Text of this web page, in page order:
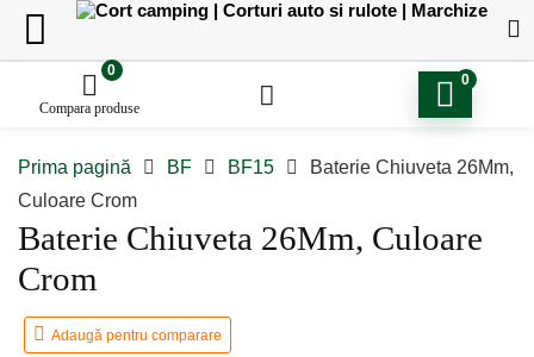
0
Compara produse
0
Prima pagină BF BF15
Baterie Chiuveta 26Mm,
Culoare Crom
Baterie Chiuveta 26Mm, Culoare
Crom
Adaugă pentru comparare